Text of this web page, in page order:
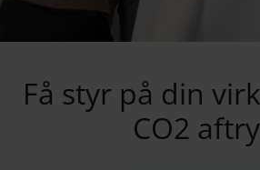
Få styr på din
CO2